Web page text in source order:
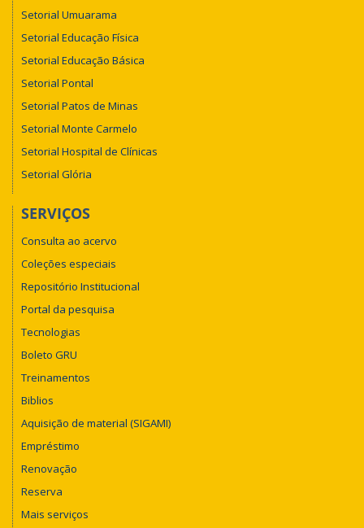
Setorial Umuarama
Setorial Educação Física
Setorial Educação Básica
Setorial Pontal
Setorial Patos de Minas
Setorial Monte Carmelo
Setorial Hospital de Clínicas
Setorial Glória
SERVIÇOS
Consulta ao acervo
Coleções especiais
Repositório Institucional
Portal da pesquisa
Tecnologias
Boleto GRU
Treinamentos
Biblios
Aquisição de material (SIGAMI)
Empréstimo
Renovação
Reserva
Mais serviços